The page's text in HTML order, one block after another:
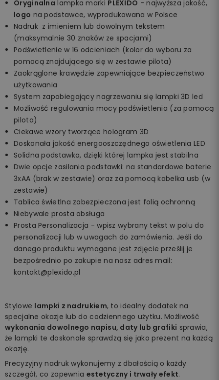
Oryginalna lampka marki PLEXIDO - najwyższa jakość,
logo na podstawce, wyprodukowana w Polsce
Nadruk z imieniem lub dowolnym tekstem
(maksymalnie 30 znaków ze spacjami)
Podświetlenie w 16 odcieniach (kolor do wyboru za
pomocą znajdującego się w zestawie pilota)
Zaokrąglone krawędzie zapewniające bezpieczeństwo
użytkowania
System zapobiegający nagrzewaniu się lampki 3D led
Możliwość regulowania mocy podświetlenia (za pomocą
pilota)
Ciekawe wzory tworzące hologram 3D
Doskonała jakość energooszczędnego oświetlenia LED
Solidna podstawka, dzięki której lampka jest stabilna
Dwie opcje zasilania podstawki: na standardowe baterie
3xAA (brak w zestawie) oraz za pomocą kabelka usb (w
zestawie)
Tablica świetlna zabezpieczona jest folią ochronną
Niebywale prosta obsługa
Prosta Personalizacja - wpisz wybrany tekst w polu do
personalizacji lub w uwagach do zamówienia. Jeśli do
danego produktu wymagane jest zdjęcie prześlij je
bezpośrednio po zakupie na nasz adres mail:
kontakt@plexido.pl
Stylowe lampki z nadrukiem, to idealny dodatek na
specjalne okazje lub do codziennego użytku. Możliwość
wykonania dowolnego napisu, daty lub grafiki sprawia,
że lampki te doskonale sprawdzą się jako prezent na każdą
okazję.
Precyzyjny nadruk wykonujemy z dbałością o każdy
szczegół, co zapewnia estetyczny i trwały efekt.